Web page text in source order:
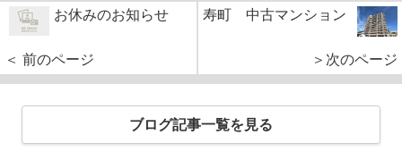
お休みのお知らせ
＜ 前のページ
寿町 中古マンション
＞次のページ
ブログ記事一覧を見る